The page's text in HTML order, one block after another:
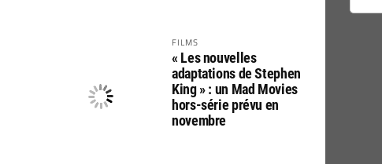
FILMS
« Les nouvelles
adaptations de Stephen
King » : un Mad Movies
hors-série prévu en
novembre